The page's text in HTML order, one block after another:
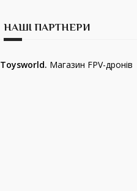
НАШІ ПАРТНЕРИ
Toysworld. Магазин FPV-дронів